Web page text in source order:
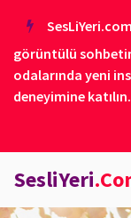
görüntülü
odalarında yeni
deneyimine katılın.
SesliYeri